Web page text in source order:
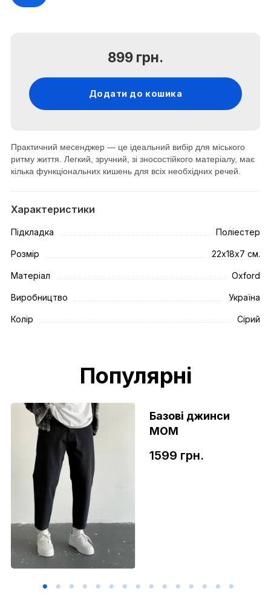
899 грн.
Додати до кошика
Практичний месенджер — це ідеальний вибір для міського
ритму життя. Легкий, зручний, зі зносостійкого матеріалу, має
кілька функціональних кишень для всіх необхідних речей.
Характеристики
Підкладка Поліестер
Розмір 22х18х7 см.
Матеріал Oxford
Виробництво Україна
Колір Сірий
Популярні
Базові джинси
МОМ
1599 грн.